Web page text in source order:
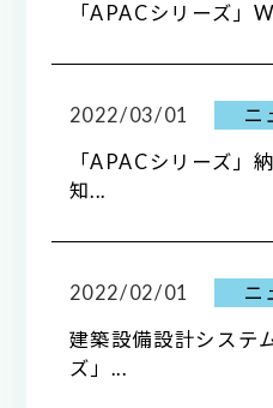
「APACシリーズ」
2022/03/01 ニ
「APACシリーズ」
知...
2022/02/01 ニ
建築設備設計システ
ズ」...